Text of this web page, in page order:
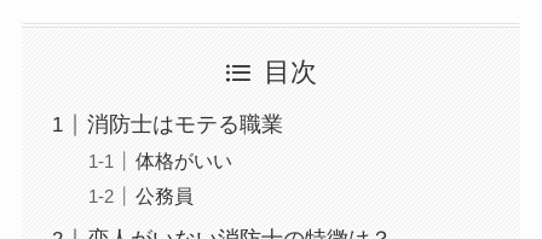
目次
消防士はモテる職業
体格がいい
公務員